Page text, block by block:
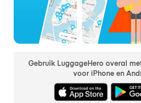
Gebruik LuggageHero overal
voor iPhone en